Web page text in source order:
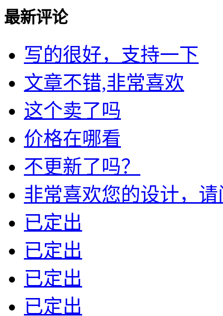
最新评论
写的很好，支持一下
文章不错,非常喜欢
这个卖了吗
价格在哪看
不更新了吗？
非常喜欢您的设计，请
已定出
已定出
已定出
已定出